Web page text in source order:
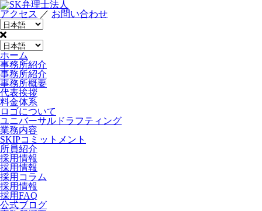
アクセス ／ お問い合わせ
ホーム
事務所紹介
事務所紹介
事務所概要
代表挨拶
料金体系
ロゴについて
ユニバーサルドラフティング
業務内容
SKIPコミットメント
所員紹介
採用情報
採用情報
採用コラム
採用情報
採用FAQ
公式ブログ